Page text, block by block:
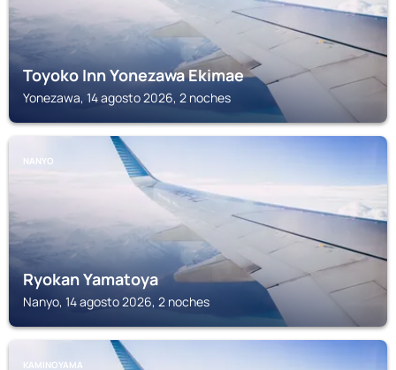
Toyoko Inn Yonezawa Ekimae
Yonezawa, 14 agosto 2026, 2 noches
NANYO
Ryokan Yamatoya
Nanyo, 14 agosto 2026, 2 noches
KAMINOYAMA